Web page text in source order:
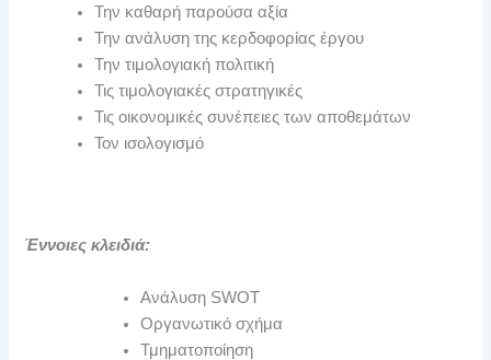
Την καθαρή παρούσα αξία
Την ανάλυση της κερδοφορίας έργου
Την τιμολογιακή πολιτική
Τις τιμολογιακές στρατηγικές
Τις οικονομικές συνέπειες των αποθεμάτων
Τον ισολογισμό
Έννοιες κλειδιά:
Ανάλυση SWOT
Οργανωτικό σχήμα
Τμηματοποίηση